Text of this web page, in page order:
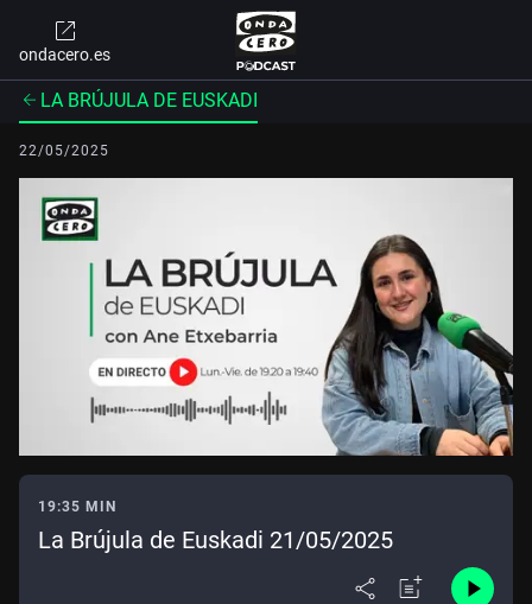
ondacero.es
LA BRÚJULA DE EUSKADI
22/05/2025
19:35 MIN
La Brújula de Euskadi 21/05/2025